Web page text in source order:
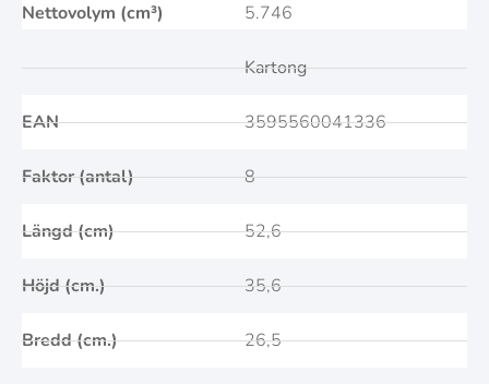
Nettovolym (cm³) 5.746
EAN
Faktor (antal)
Längd (cm)
Höjd (cm.)
Bredd (cm.)
Kartong
3595560041336
8
52,6
35,6
26,5